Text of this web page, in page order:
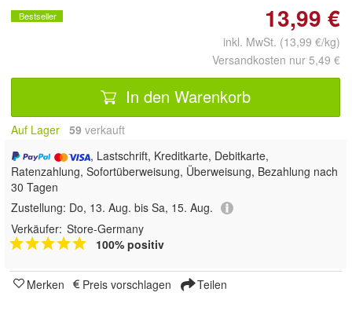
Bestseller 13,99 €
inkl. MwSt. (13,99 €/kg)
Versandkosten nur 5,49 €
In den Warenkorb
Auf Lager 59 verkauft
, Lastschrift, Kreditkarte, Debitkarte,
Ratenzahlung, Sofortüberweisung, Überweisung, Bezahlung nach
30 Tagen
Zustellung: Do, 13. Aug. bis Sa, 15. Aug.
Verkäufer: Store-Germany
100% positiv
Merken Preis vorschlagen Teilen